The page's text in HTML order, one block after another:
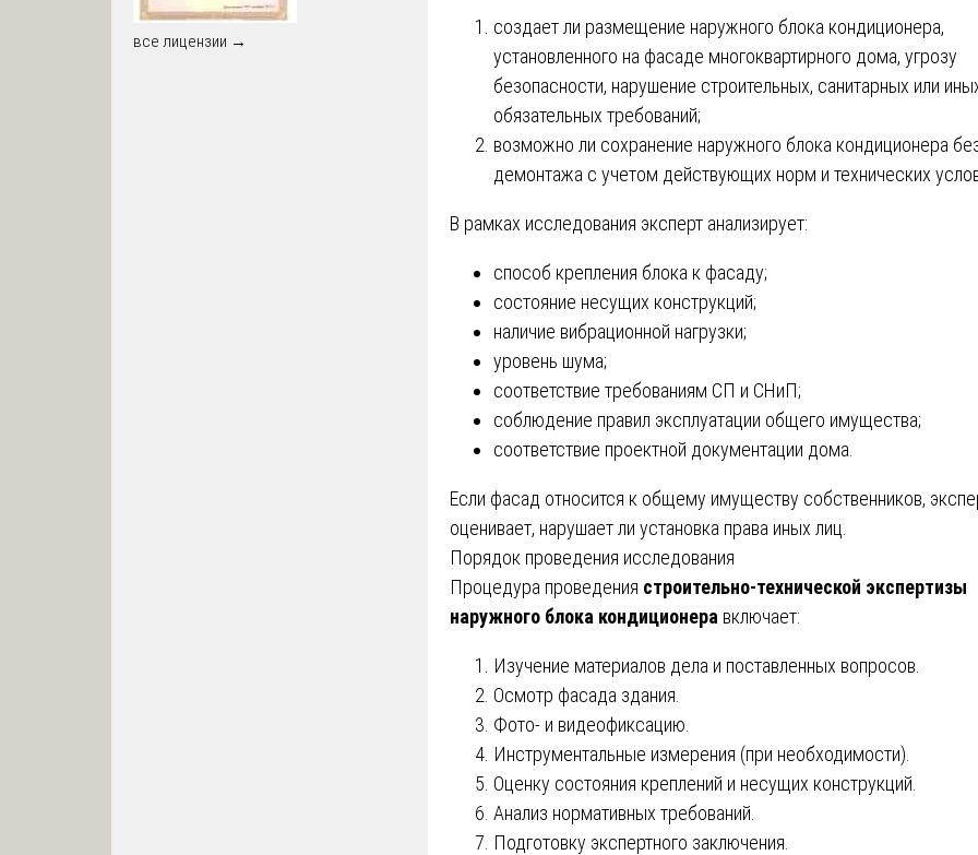
создает ли размещение наружного блока кондиционера,
установленного на фасаде многоквартирного дома, угрозу
безопасности, нарушение строительных, санитарных или
обязательных требований;
возможно ли сохранение наружного блока кондиционера
демонтажа с учетом действующих норм и технических
В рамках исследования эксперт анализирует:
способ крепления блока к фасаду;
состояние несущих конструкций;
наличие вибрационной нагрузки;
уровень шума;
соответствие требованиям СП и СНиП;
соблюдение правил эксплуатации общего имущества;
соответствие проектной документации дома.
Если фасад относится к общему имуществу собственников,
оценивает, нарушает ли установка права иных лиц.
Порядок проведения исследования
Процедура проведения строительно-технической экспертизы
наружного блока кондиционера включает:
Изучение материалов дела и поставленных вопросов.
Осмотр фасада здания.
Фото- и видеофиксацию.
Инструментальные измерения (при необходимости).
Оценку состояния креплений и несущих конструкций.
Анализ нормативных требований.
Подготовку экспертного заключения.
все лицензии →